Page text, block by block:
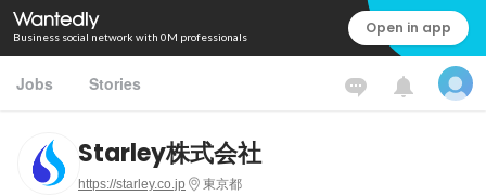
Business social network with 0M professionals Open in app
Jobs Stories
Starley株式会社
https://starley.co.jp 東京都